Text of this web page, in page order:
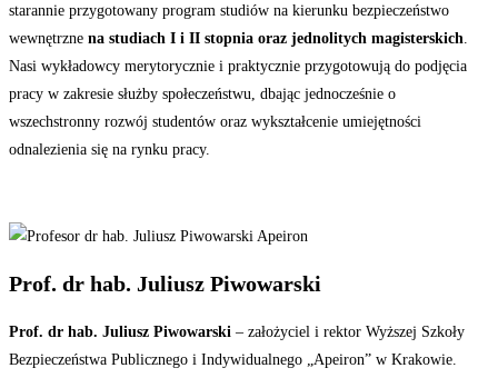
starannie przygotowany program studiów na kierunku bezpieczeństwo
wewnętrzne na studiach I i II stopnia oraz jednolitych magisterskich
Nasi wykładowcy merytorycznie i praktycznie przygotowują do podjęcia
pracy w zakresie służby społeczeństwu, dbając jednocześnie o
wszechstronny rozwój studentów oraz wykształcenie umiejętności
odnalezienia się na rynku pracy.
Prof. dr hab. Juliusz Piwowarski
Prof. dr hab. Juliusz Piwowarski – założyciel i rektor Wyższej Szkoły
Bezpieczeństwa Publicznego i Indywidualnego „Apeiron” w Krakowie.